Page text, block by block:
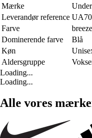
Mærke
Leverandør reference
Farve
Dominerende farve
Blå
Køn
Aldersgruppe
Loading...
Loading...
Alle vores